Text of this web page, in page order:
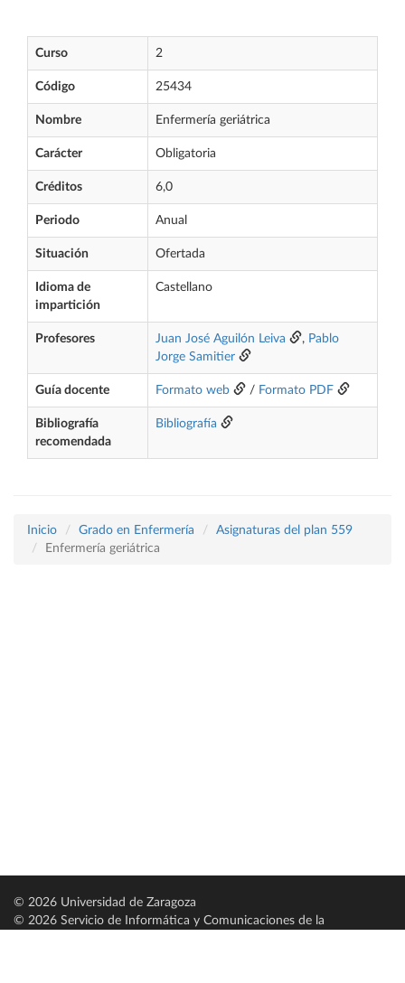
Curso 2
Código 25434
Nombre Enfermería geriátrica
Carácter Obligatoria
Créditos 6,0
Periodo Anual
Situación Ofertada
Idioma de
impartición
Castellano
Profesores Juan José Aguilón Leiva , Pablo
Jorge Samitier
Guía docente Formato web / Formato PDF
Bibliografía
recomendada
Bibliografía
Inicio Grado en Enfermería
Asignaturas del plan 559
Enfermería geriátrica
© 2026 Universidad de Zaragoza
© 2026 Servicio de Informática y Comunicaciones de la